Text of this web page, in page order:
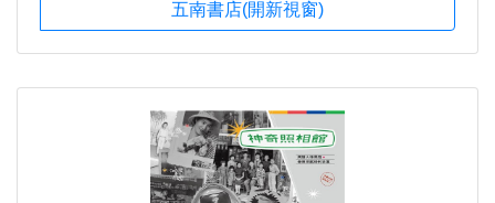
五南書店(開新視窗)